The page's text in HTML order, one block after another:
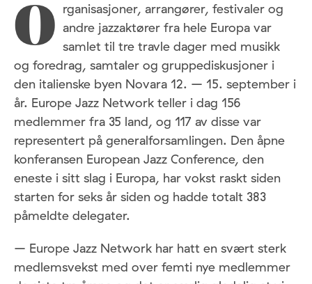
O rganisasjoner, arrangører, festivaler og
andre jazzaktører fra hele Europa var
samlet til tre travle dager med musikk
og foredrag, samtaler og gruppediskusjoner i
den italienske byen Novara 12. – 15. september i
år. Europe Jazz Network teller i dag 156
medlemmer fra 35 land, og 117 av disse var
representert på generalforsamlingen. Den åpne
konferansen European Jazz Conference, den
eneste i sitt slag i Europa, har vokst raskt siden
starten for seks år siden og hadde totalt 383
påmeldte delegater.
– Europe Jazz Network har hatt en svært sterk
medlemsvekst med over femti nye medlemmer